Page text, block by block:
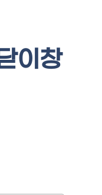
이창